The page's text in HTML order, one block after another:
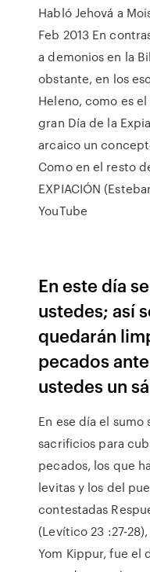
Habló Jehová a
Feb 2013 En
a demonios en la
obstante, en los
Heleno, como es
gran Día de la
arcaico un
Como en el resto
EXPIACIÓN
YouTube
En este día
ustedes; así
quedarán
pecados
ustedes un
En ese día el
sacrificios para
pecados, los que
levitas y los del
contestadas
(Levítico 23 :27-
Yom Kippur, fue el